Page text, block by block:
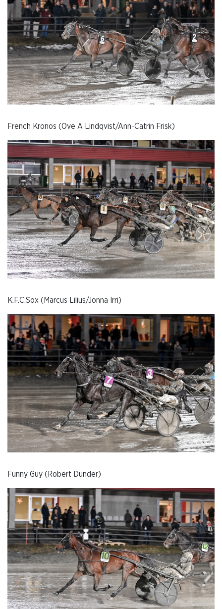
French Kronos (Ove A Lindqvist/Ann-Catrin Frisk)
K.F.C.Sox (Marcus Lilius/Jonna Irri)
Funny Guy (Robert Dunder)